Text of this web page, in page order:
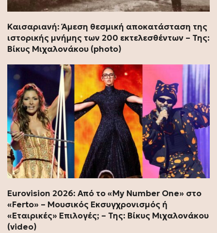
Καισαριανή: Άμεση θεσμική αποκατάσταση της
ιστορικής μνήμης των 200 εκτελεσθέντων – Της:
Βίκυς Μιχαλονάκου (photo)
Εurovision 2026: Από το «My Number One» στο
«Ferto» – Μουσικός Εκσυγχρονισμός ή
«Εταιρικές» Επιλογές; – Της: Βίκυς Μιχαλονάκου
(video)